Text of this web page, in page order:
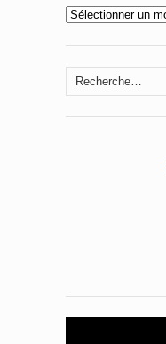
Archives
Rechercher :